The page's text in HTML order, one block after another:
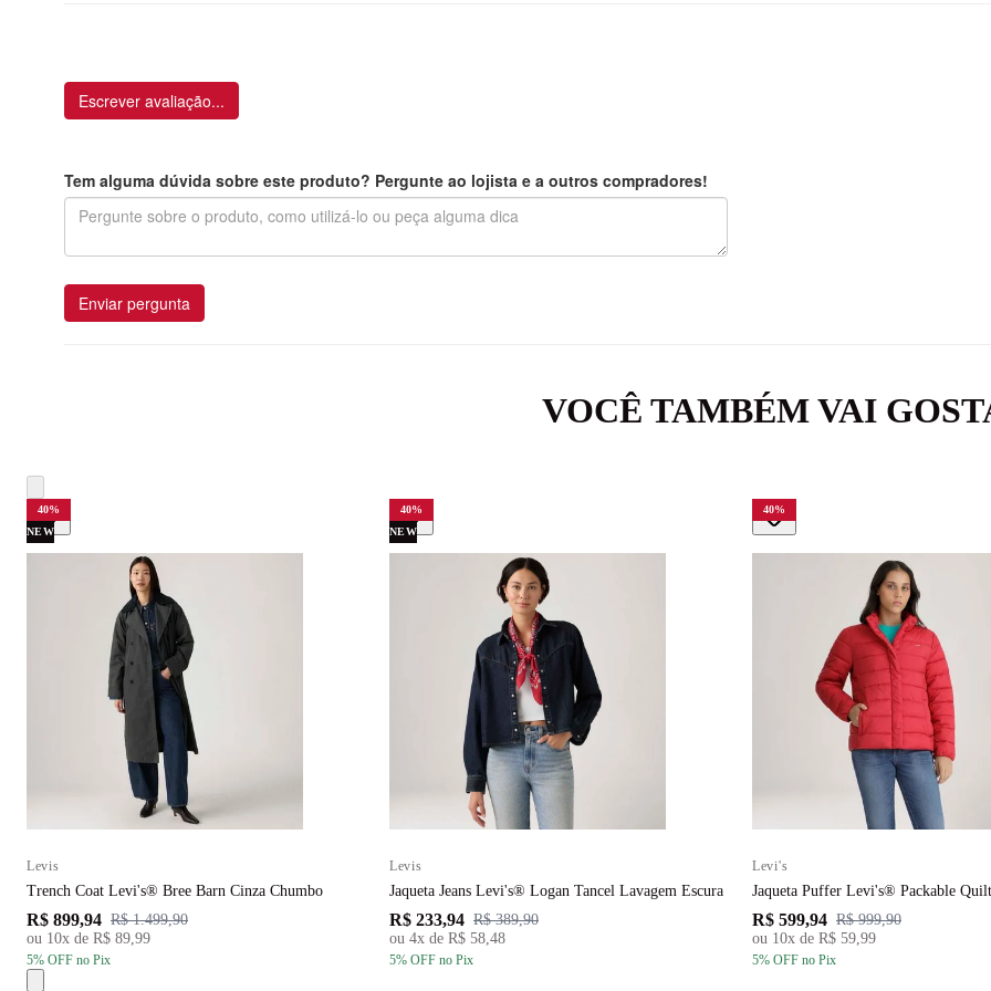
Escrever avaliação...
Tem alguma dúvida sobre este produto? Pergunte ao lojista e a outros compradores!
Enviar pergunta
VOCÊ TAMBÉM VAI
40%
NEW
Levis
Trench Coat Levi's® Bree Barn Cinza Chumbo
R$ 899,94 R$ 1.499,90
ou 10x de R$ 89,99
5% OFF no Pix
40%
NEW
Levis
Jaqueta Jeans Levi's® Logan Tancel Lavagem Escura
R$ 233,94 R$ 389,90
ou 4x de R$ 58,48
5% OFF no Pix
40%
Levi's
Jaqueta Puffer Levi's® Packable
R$ 599,94 R$ 999,90
ou 10x de R$ 59,99
5% OFF no Pix